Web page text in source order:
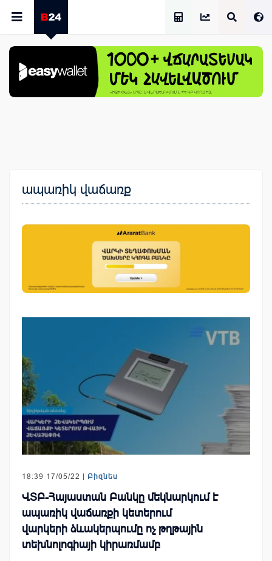
ապառիկ վաճառք
18:39 17/05/22 | Բիզնես
ՎՏԲ-Հայաստան Բանկը մեկնարկում է
ապառիկ վաճառքի կետերում
վարկերի ձևակերպումը ոչ թղթային
տեխնոլոգիայի կիրառմամբ